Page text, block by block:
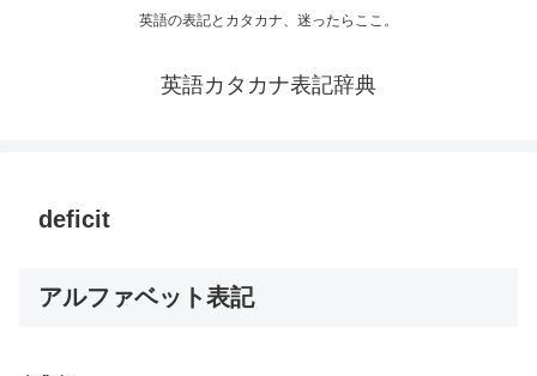
英語の表記とカタカナ、迷ったらここ。
英語カタカナ表記辞典
deficit
アルファベット表記